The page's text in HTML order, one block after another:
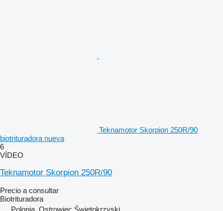
Teknamotor Skorpion 250R/90
biotrituradora nueva
6
VÍDEO
Teknamotor Skorpion 250R/90
Precio a consultar
Biotrituradora
Polonia, Ostrowiec Świętokrzyski